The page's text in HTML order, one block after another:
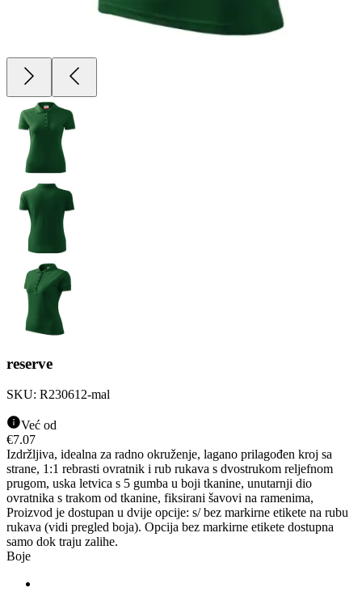
reserve
SKU: R230612-mal
Već od
€7.07
Izdržljiva, idealna za radno okruženje, lagano prilagođen kroj sa
strane, 1:1 rebrasti ovratnik i rub rukava s dvostrukom reljefnom
prugom, uska letvica s 5 gumba u boji tkanine, unutarnji dio
ovratnika s trakom od tkanine, fiksirani šavovi na ramenima,
Proizvod je dostupan u dvije opcije: s/ bez markirne etikete na rubu
rukava (vidi pregled boja). Opcija bez markirne etikete dostupna
samo dok traju zalihe.
Boje